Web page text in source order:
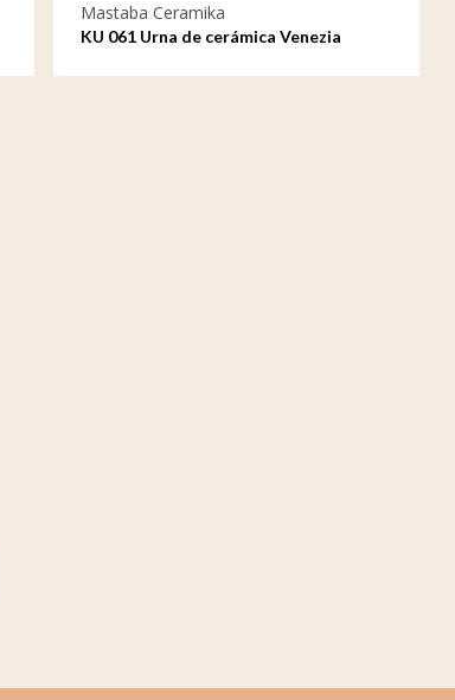
Mastaba Ceramika
KU 061 Urna de cerámica Venezia